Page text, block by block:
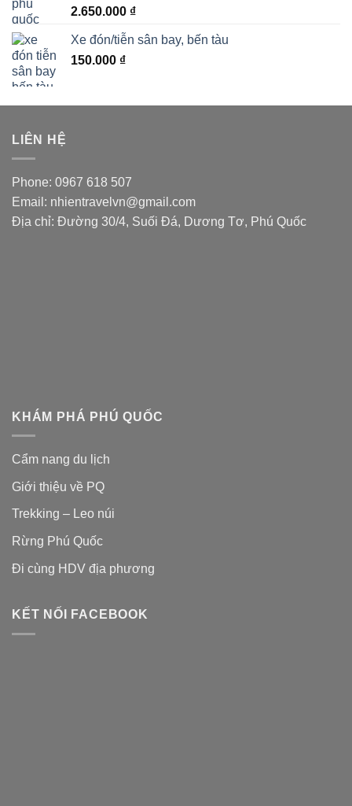
2.650.000 ₫
Xe đón/tiễn sân bay, bến tàu
150.000 ₫
LIÊN HỆ
Phone: 0967 618 507
Email: nhientravelvn@gmail.com
Địa chỉ: Đường 30/4, Suối Đá, Dương Tơ, Phú Quốc
KHÁM PHÁ PHÚ QUỐC
Cẩm nang du lịch
Giới thiệu về PQ
Trekking – Leo núi
Rừng Phú Quốc
Đi cùng HDV địa phương
KẾT NỐI FACEBOOK